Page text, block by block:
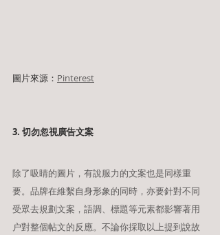
圖片來源： Pinterest
3. 切勿忽視廣告文案
除了吸睛的圖片，有說服力的文案也是同樣重
要。品牌在維繫自身形象的同時，亦要針對不同
受眾去規劃文案，語調、標題等元素都影響著用
户對整個帖文的反應。不論你採取以上提到說故